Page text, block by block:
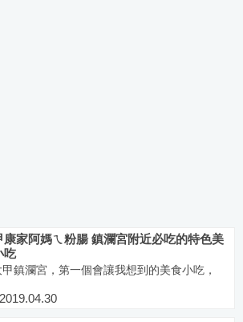
康家阿媽ㄟ粉腸 鎮瀾宮附近必吃的特色美
吃
甲鎮瀾宮，第一個會讓我想到的美食小吃，
2019.04.30